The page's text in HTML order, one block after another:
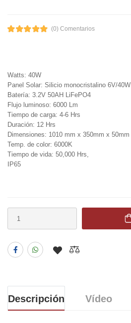
(0) Comentarios
Watts: 40W
Panel Solar: Silicio monocristalino 6V/40W
Batería: 3.2V 50AH LiFePO4
Flujo luminoso: 6000 Lm
Tiempo de carga: 4-6 Hrs
Duración: 12 Hrs
Dimensiones: 1010 mm x 350mm x 50mm
Temp. de color: 6000K
Tiempo de vida: 50,000 Hrs,
IP65
Descripción Vídeo